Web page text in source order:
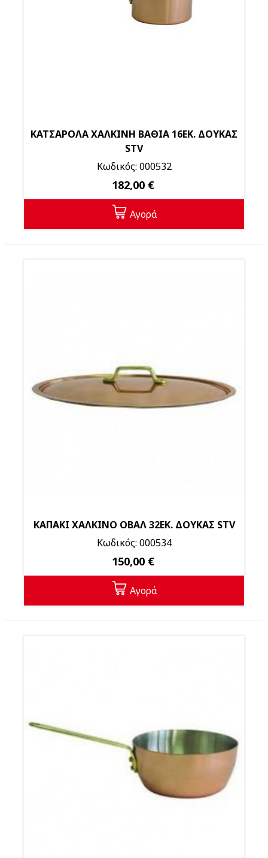
ΚΑΤΣΑΡΟΛΑ ΧΑΛΚΙΝΗ ΒΑΘΙΑ 16ΕΚ. ΔΟΥΚΑΣ
STV
Κωδικός: 000532
182,00 €
Αγορά
ΚΑΠΑΚΙ ΧΑΛΚΙΝΟ ΟΒΑΛ 32ΕΚ. ΔΟΥΚΑΣ STV
Κωδικός: 000534
150,00 €
Αγορά